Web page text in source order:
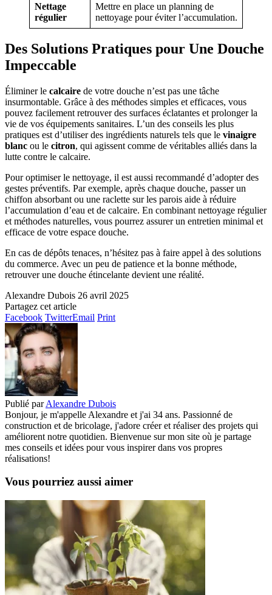
Nettage
régulier
Mettre en place un planning de
nettoyage pour éviter l’accumulation.
Des Solutions Pratiques pour Une Douche
Impeccable
Éliminer le calcaire de votre douche n’est pas une tâche
insurmontable. Grâce à des méthodes simples et efficaces, vous
pouvez facilement retrouver des surfaces éclatantes et prolonger la
vie de vos équipements sanitaires. L’un des conseils les plus
pratiques est d’utiliser des ingrédients naturels tels que le vinaigre
blanc ou le citron, qui agissent comme de véritables alliés dans la
lutte contre le calcaire.
Pour optimiser le nettoyage, il est aussi recommandé d’adopter des
gestes préventifs. Par exemple, après chaque douche, passer un
chiffon absorbant ou une raclette sur les parois aide à réduire
l’accumulation d’eau et de calcaire. En combinant nettoyage régulier
et méthodes naturelles, vous pourrez assurer un entretien minimal et
efficace de votre espace douche.
En cas de dépôts tenaces, n’hésitez pas à faire appel à des solutions
du commerce. Avec un peu de patience et la bonne méthode,
retrouver une douche étincelante devient une réalité.
Alexandre Dubois 26 avril 2025
Partagez cet article
Facebook TwitterEmail Print
Publié par Alexandre Dubois
Bonjour, je m'appelle Alexandre et j'ai 34 ans. Passionné de
construction et de bricolage, j'adore créer et réaliser des projets qui
améliorent notre quotidien. Bienvenue sur mon site où je partage
mes conseils et idées pour vous inspirer dans vos propres
réalisations!
Vous pourriez aussi aimer